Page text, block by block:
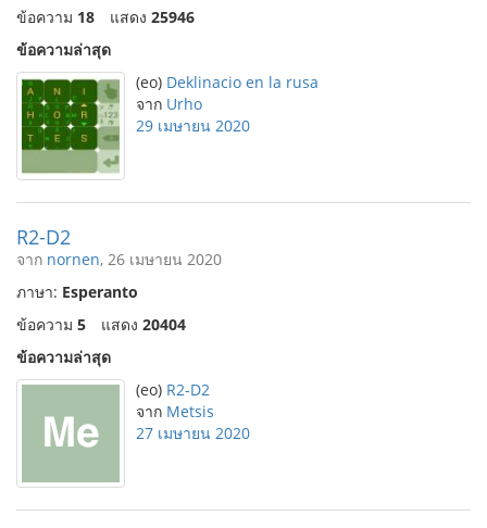
ข้อความ 18 แสดง 25946
ข้อความล่าสุด
(eo) Deklinacio en la rusa
จาก Urho
29 เมษายน 2020
R2-D2
จาก nornen, 26 เมษายน 2020
ภาษา: Esperanto
ข้อความ 5 แสดง 20404
ข้อความล่าสุด
(eo) R2-D2
จาก Metsis
27 เมษายน 2020